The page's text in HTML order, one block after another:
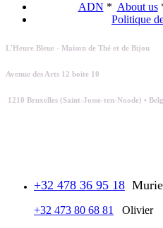
ADN * About us
Politique
L'Heure Bleue - Maison de Thé et de Bijou
Avenue des Arts 12 boite 10
1210 Bruxelles (Saint-Josse-ten-Noode) •
+32 478 36 95 18
+32 473 80 68 81 Olivier